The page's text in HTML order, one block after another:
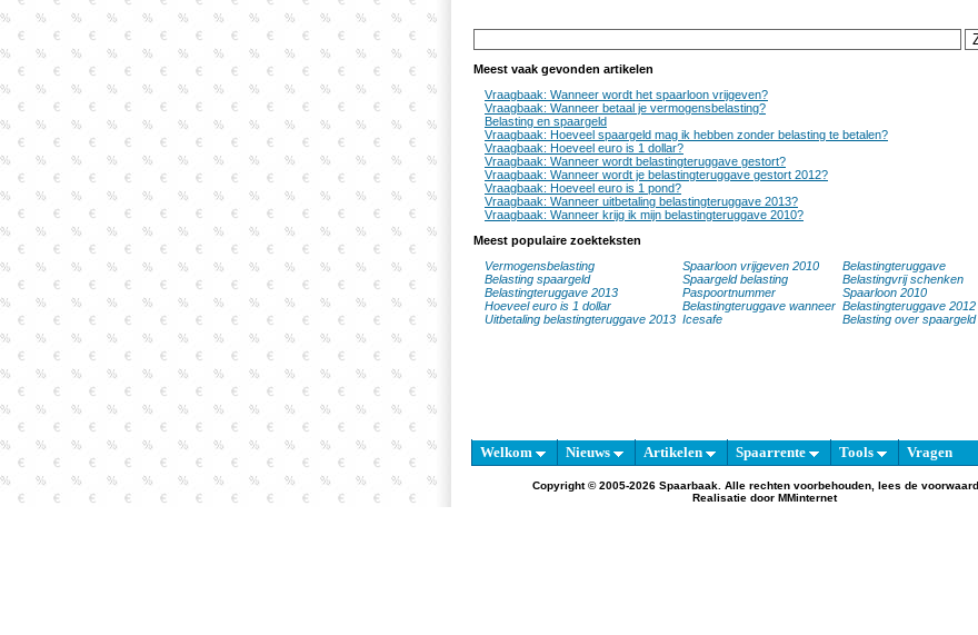
Meest vaak gevonden artikelen
Vraagbaak: Wanneer wordt het spaarloon vrijgeven?
Vraagbaak: Wanneer betaal je vermogensbelasting?
Belasting en spaargeld
Vraagbaak: Hoeveel spaargeld mag ik hebben zonder belasting te betalen?
Vraagbaak: Hoeveel euro is 1 dollar?
Vraagbaak: Wanneer wordt belastingteruggave gestort?
Vraagbaak: Wanneer wordt je belastingteruggave gestort 2012?
Vraagbaak: Hoeveel euro is 1 pond?
Vraagbaak: Wanneer uitbetaling belastingteruggave 2013?
Vraagbaak: Wanneer krijg ik mijn belastingteruggave 2010?
Meest populaire zoekteksten
Vermogensbelasting
Spaarloon vrijgeven 2010
Belastingteruggave
Belasting spaargeld
Spaargeld belasting
Belastingvrij schenken
Belastingteruggave 2013
Paspoortnummer
Spaarloon 2010
Hoeveel euro is 1 dollar
Belastingteruggave wanneer Belastingteruggave 2012
Uitbetaling belastingteruggave 2013 Icesafe Belasting over spaargeld
Welkom Nieuws Artikelen Spaarrente Tools Vragen
Copyright © 2005-2026 Spaarbaak. Alle rechten voorbehouden, lees de
Realisatie door MMinternet